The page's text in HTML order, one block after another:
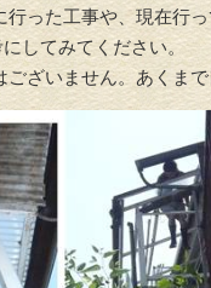
った工事や、現在行
してみてください。
ございません。あくま